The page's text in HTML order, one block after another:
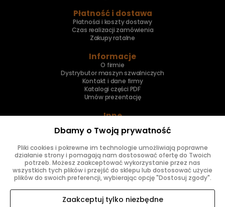
Płatność i dostawa
Płatności i koszty dostawy
Czas realizacji zamówienia
Zakupy ratalne
Informacje
O firmie
Dystrybutor maszyn szwalniczych
Kontakt i dane firmy
Katalogi części PDF
Umów prezentację
Inne
Naprawa maszyn
Znajdziesz nas
Dbamy o Twoją prywatność
Pliki cookies i pokrewne im technologie umożliwiają poprawne
działanie strony i pomagają nam dostosować ofertę do Twoich
potrzeb. Możesz zaakceptować wykorzystanie przez nas
wszystkich tych plików i przejść do sklepu lub dostosować użycie
plików do swoich preferencji, wybierając opcję "Dostosuj zgody".
Zaakceptuj tylko niezbędne